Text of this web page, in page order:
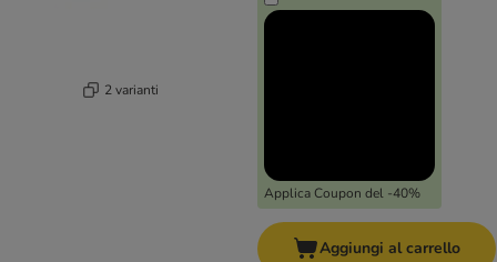
2 varianti
Applica Coupon del -40%
Aggiungi al carrello